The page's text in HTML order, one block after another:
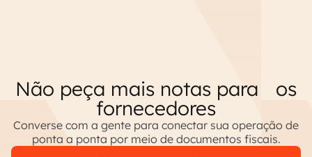
Não peça mais notas para os
fornecedores
Converse com a gente para conectar sua operação de
ponta a ponta por meio de documentos fiscais.